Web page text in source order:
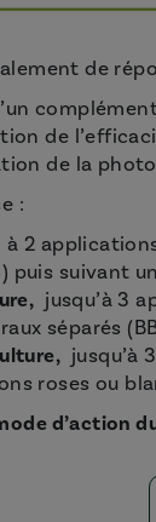
de
de
de la
:
à 2
puis suivant
jusqu’à 3
séparés
jusqu’à
roses ou
d’action